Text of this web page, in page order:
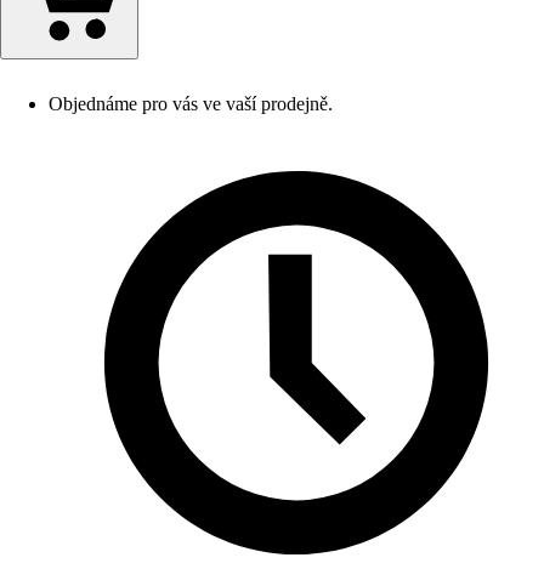
Objednáme pro vás ve vaší prodejně.